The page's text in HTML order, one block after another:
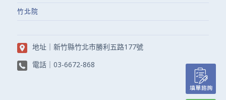
竹北院
地址｜ 新竹縣竹北市勝利五路177號
電話｜ 03-6672-868